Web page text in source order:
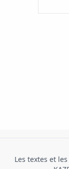
Les textes et